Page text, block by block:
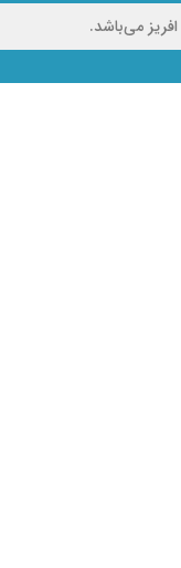
می‌باشد.